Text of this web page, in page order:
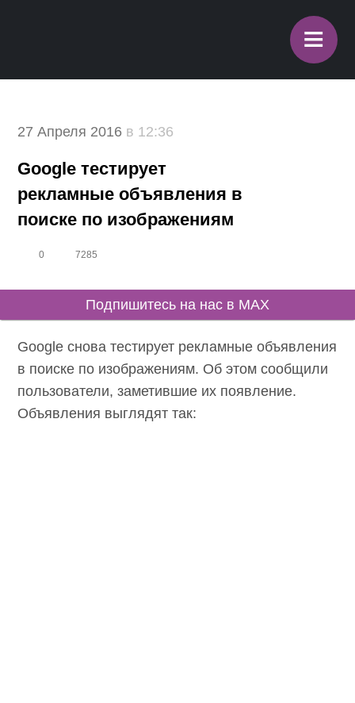
≡
27 Апреля 2016 в 12:36
Google тестирует
рекламные объявления в
поиске по изображениям
0 7285
Подпишитесь на нас в MAX
Google снова тестирует рекламные объявления
в поиске по изображениям. Об этом сообщили
пользователи, заметившие их появление.
Объявления выглядят так: